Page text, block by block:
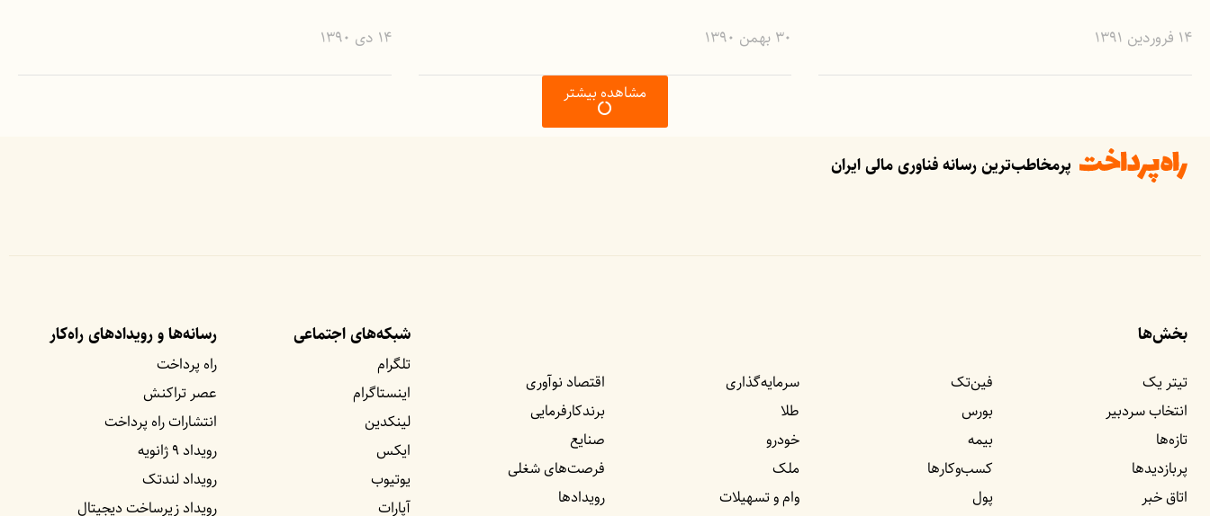
۱۴ فروردین ۱۳۹۱ ۳۰ بهمن ۱۳۹۰ ۱۴ دی ۱۳۹۰
مشاهده بیشتر
پرمخاطب‌ترین رسانه فناوری مالی ایران
بخش‌ها
تیتر یک
انتخاب سردبیر
تازه‌ها
پربازدید‌ها
اتاق خبر
فین‌تک
بورس
بیمه
کسب‌وکار‌ها
پول
سرمایه‌گذاری
طلا
خودرو
ملک
وام و تسهیلات
اقتصاد نوآوری
برندکارفرمایی
صنایع
فرصت‌های شغلی
رویداد‌ها
شبکه‌های اجتماعی
تلگرام
اینستاگرام
لینکدین
ایکس
یوتیوب
آپارات
رسانه‌ها و رویداد‌های راه‌کار
راه پرداخت
عصر تراکنش
انتشارات راه پرداخت
رویداد ۹ ژانویه
رویداد لندتک
رویداد زیرساخت دیجیتال